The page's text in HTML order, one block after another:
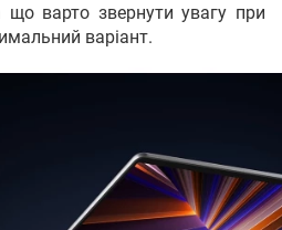
що варто звернути увагу при
варіант.